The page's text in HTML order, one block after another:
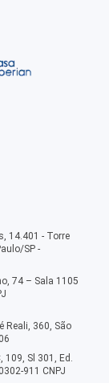
14.401 - Torre
SP -
74 – Sala 1105
Reali, 360, São
Sl 301, Ed.
911 CNPJ